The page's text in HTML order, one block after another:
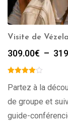
Visite de
309.00€ –
Partez à la
de groupe et
guide-